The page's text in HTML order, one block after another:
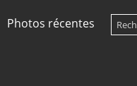
Photos récentes